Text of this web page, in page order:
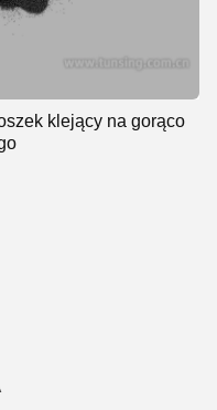
klejący na gorąco